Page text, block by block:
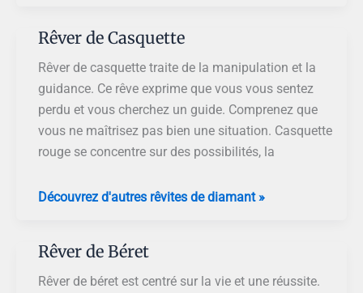
Rêver de Casquette
Rêver de casquette traite de la manipulation et la
guidance. Ce rêve exprime que vous vous sentez
perdu et vous cherchez un guide. Comprenez que
vous ne maîtrisez pas bien une situation. Casquette
rouge se concentre sur des possibilités, la
Rêver
Découvrez d'autres rêvites de diamant »
Rêver de Béret
Rêver de béret est centré sur la vie et une réussite.